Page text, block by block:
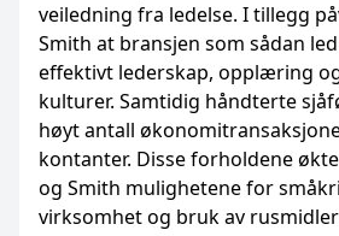
veiledning fra ledelse. I tillegg
Smith at bransjen som sådan
effektivt lederskap, opplæring
kulturer. Samtidig håndterte
høyt antall
kontanter. Disse forholdene
og Smith mulighetene for
virksomhet og bruk av